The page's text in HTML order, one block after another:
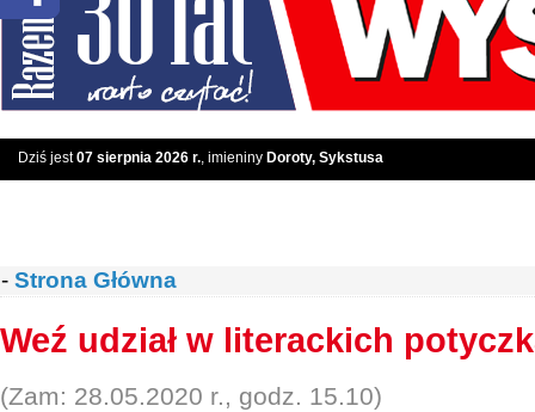
Dziś jest07 sierpnia 2026 r., imieniny Doroty, Sykstusa
- Strona Główna
Weź udział w literackich
(Zam: 28.05.2020 r., godz. 15.10)